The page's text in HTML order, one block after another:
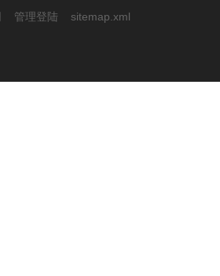
管理登陆 sitemap.xml